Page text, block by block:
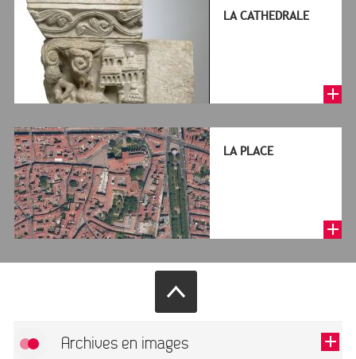
LA CATHEDRALE
LA PLACE
Archives en images